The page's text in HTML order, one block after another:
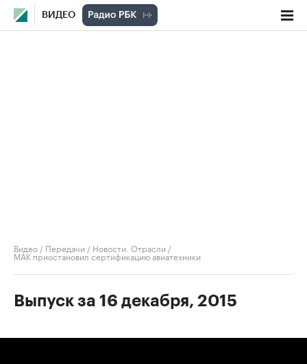
ВИДЕО
Видео / Передачи / Новости. Отрасли /
МАК приостановил сертификацию авиатехники
Выпуск за 16 декабря, 2015